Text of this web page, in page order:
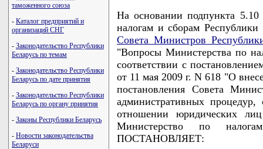
таможенного союза
- Каталог предприятий и
организаций СНГ
- Законодательство Республики
Беларусь по темам
- Законодательство Республики
Беларусь по дате принятия
- Законодательство Республики
Беларусь по органу принятия
- Законы Республики Беларусь
- Новости законодательства
Беларуси
На основании подпункта
налогам и сборам Республики
Совета Министров
"Вопросы Министерства по
соответствии с
от 11 мая 2009 г. N 618 "О
постановления Совета
административных
отношении юридических
Министерство по
ПОСТАНОВЛЯЕТ: